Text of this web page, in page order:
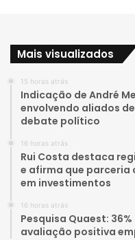
Mais visualizados
15 horas atrás
Indicação de André
envolvendo aliados
debate político
16 horas atrás
Rui Costa destaca
e afirma que parceria
em investimentos
16 horas atrás
Pesquisa Quaest:
avaliação positiva